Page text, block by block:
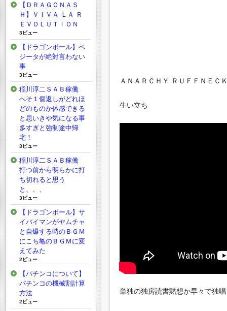
ＡＮＡＲＣＨＹ ＲＵＦＦＮＥＣ
生い立ち
単独の独房読書黙想か早々で独唱
【ＤＲＡＧＯＮＡＳ
Ｈ】ＶＩＶＡ ＬＡ Ｒ
ＥＶＯＬＵＴＩＯＮ
3ビュー
【ドラゴンボール】ベ
ジータが絶対言わない
事
3ビュー
稲川淳二ＳＡＢ稼働
へそ１個返しがどれほ
どのものか体感できる
と思いきや気になる事
多すぎと強制途中帰
宅！
3ビュー
稲川淳二ＳＡＢ稼働
打つ前から明らかに打
ち切れると思う
と、、、
3ビュー
【ドラゴンボール】サ
イバイマンがヤムチャ
と自爆する時のＢＧＭ
にこち亀のＢＧＭに変
えてみた
2ビュー
【パチンコについて】
パチンコの機械割計算
方法
2ビュー